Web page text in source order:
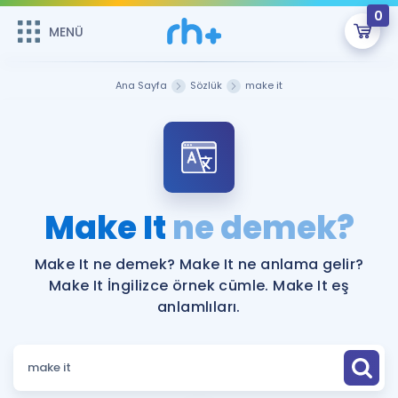
MENÜ
0
ÜYE DEĞİLİM
Sepetin Şu An Boş.
Remzi Hoca ile seni sınava hazırlayacak onlarca eğitim seni
bekliyor!
MENÜ
Faydalı Araçlar
Sözlük
Hakkımızda
Ana Sayfa Sözlük make it
Make Itne demek?
Make It ne demek? Make It ne anlama gelir?
Make It İngilizce örnek cümle. Make It eş
anlamlıları.